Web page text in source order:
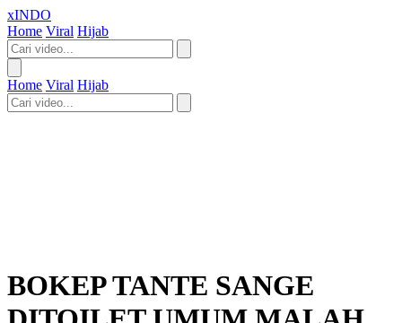
xINDO
Home Viral Hijab
Home Viral Hijab
BOKEP TANTE SANGE